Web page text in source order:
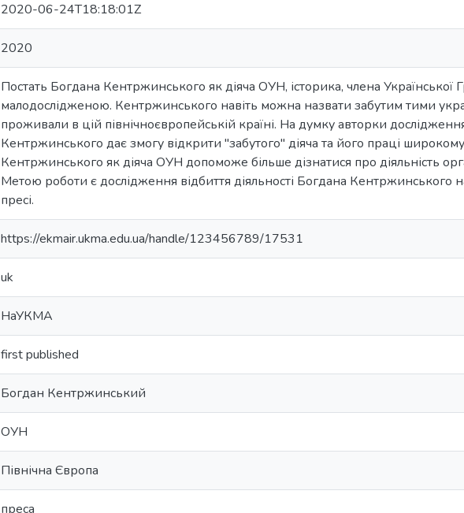
2020-06-24T18:18:01Z
2020
Постать Богдана Кентржинського як діяча ОУН, історика, члена Української
малодослідженою. Кентржинського навіть можна назвати забутим тими
проживали в цій північноєвропейській країні. На думку авторки
Кентржинського дає змогу відкрити "забутого" діяча та його праці
Кентржинського як діяча ОУН допоможе більше дізнатися про діяльність
Метою роботи є дослідження відбиття діяльності Богдана Кентржинського
пресі.
https://ekmair.ukma.edu.ua/handle/123456789/17531
uk
НаУКМА
first published
Богдан Кентржинський
ОУН
Північна Європа
преса